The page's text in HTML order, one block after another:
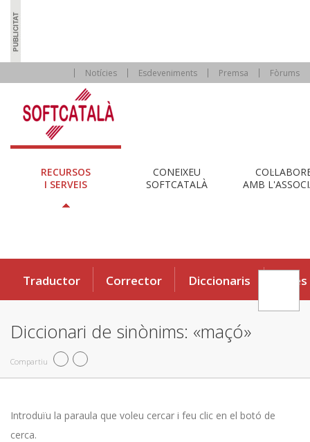
Notícies Esdeveniments Premsa Fòrums
RECURSOS
I SERVEIS
CONEIXEU
SOFTCATALÀ
AMB
Traductor Corrector Diccionaris Eines
Diccionari de sinònims: «maçó»
Compartiu
Introduïu la paraula que voleu cercar i feu clic en el botó de
cerca.